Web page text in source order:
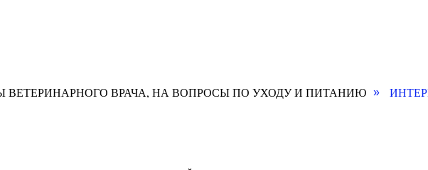
ВЕТЕРИНАРНОГО ВРАЧА, НА ВОПРОСЫ ПО УХОДУ И ПИТАНИЮ »